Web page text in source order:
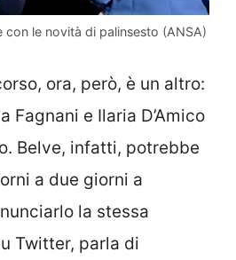
con le novità di palinsesto (ANSA)
ora, però, è un altro:
Fagnani e Ilaria D’Amico
Belve, infatti, potrebbe
a due giorni a
la stessa
Twitter, parla di